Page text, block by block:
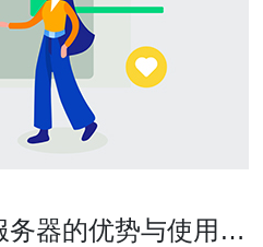
器的优势与使用体